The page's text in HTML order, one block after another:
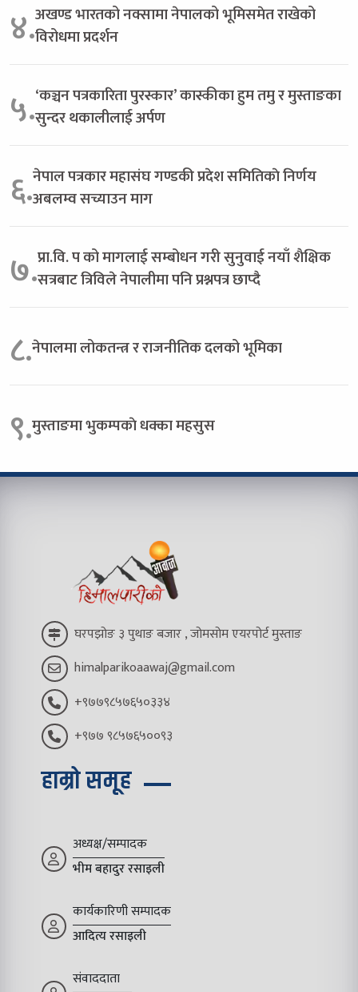
४.अखण्ड भारतको नक्सामा नेपालको भूमिसमेत राखेको
विरोधमा प्रदर्शन
५.‘कञ्चन पत्रकारिता पुरस्कार’ कास्कीका हुम तमु र मुस्ताङका
सुन्दर थकालीलाई अर्पण
६.नेपाल पत्रकार महासंघ गण्डकी प्रदेश समितिकाे निर्णय
अबलम्व सच्याउन माग
७.प्रा.वि. प को मागलाई सम्बोधन गरी सुनुवाई नयाँ शैक्षिक
सत्रबाट त्रिविले नेपालीमा पनि प्रश्नपत्र छाप्दै
८.नेपालमा लोकतन्त्र र राजनीतिक दलको भूमिका
९.मुस्ताङमा भुकम्पकाे धक्का महसुस
घरपझोङ ३ पुथाङ बजार , जोमसोम एयरपोर्ट मुस्ताङ
himalparikoaawaj@gmail.com
+९७७९८५७६५०३३४
+९७७ ९८५७६५००९३
हाम्रो समूह
अध्यक्ष/सम्पादक
भीम बहादुर रसाइली
कार्यकारिणी सम्पादक
आदित्य रसाइली
संवाददाता